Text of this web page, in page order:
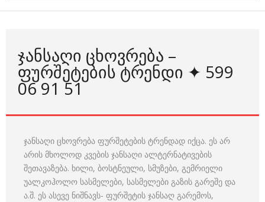
ᲯᲐᲜᲡᲐᲦᲘ ᲪᲮᲝᲕᲠᲔᲑᲐ –
ᲤᲣᲠᲨᲔᲢᲔᲑᲘᲡ ᲢᲠᲔᲜᲓᲘ ✦ 599
06 91 51
ჯანსაღი ცხოვრება ფურშეტების ტრენდად იქცა. ეს არ
არის მხოლოდ კვების ჯანსაღი ალტერნატივების
შეთავაზება. ხილი, ბოსტნეული, სმუზები, გემრიელი
უალკოჰოლო სასმელები, სასმელები გაზის გარეშე და
ა.შ. ეს ასევე ნიშნავს- ფურშეტის ჯანსაღ გარემოს,